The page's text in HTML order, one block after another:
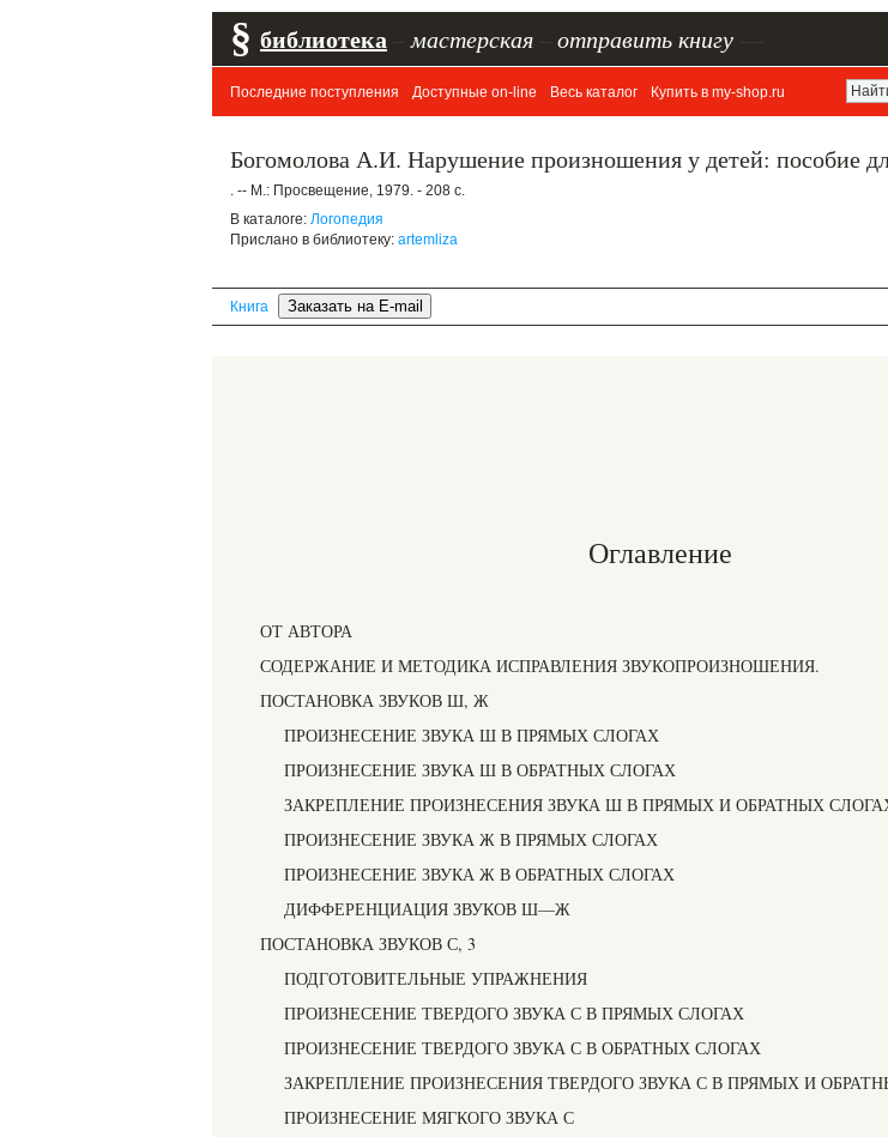
§ библиотека мастерская отправить книгу
Последние поступления Доступные on-line Весь каталог Купить в my-shop.ru
Богомолова А.И. Нарушение произношения у детей: пособие
. -- М.: Просвещение, 1979. - 208 с.
В каталоге: Логопедия
Прислано в библиотеку: artemliza
Книга
Оглавление
ОТ АВТОРА
СОДЕРЖАНИЕ И МЕТОДИКА ИСПРАВЛЕНИЯ ЗВУКОПРОИЗНОШЕНИЯ.
ПОСТАНОВКА ЗВУКОВ Ш, Ж
ПРОИЗНЕСЕНИЕ ЗВУКА Ш В ПРЯМЫХ СЛОГАХ
ПРОИЗНЕСЕНИЕ ЗВУКА Ш В ОБРАТНЫХ СЛОГАХ
ЗАКРЕПЛЕНИЕ ПРОИЗНЕСЕНИЯ ЗВУКА Ш В ПРЯМЫХ И ОБРАТНЫХ
ПРОИЗНЕСЕНИЕ ЗВУКА Ж В ПРЯМЫХ СЛОГАХ
ПРОИЗНЕСЕНИЕ ЗВУКА Ж В ОБРАТНЫХ СЛОГАХ
ДИФФЕРЕНЦИАЦИЯ ЗВУКОВ Ш—Ж
ПОСТАНОВКА ЗВУКОВ С, 3
ПОДГОТОВИТЕЛЬНЫЕ УПРАЖНЕНИЯ
ПРОИЗНЕСЕНИЕ ТВЕРДОГО ЗВУКА С В ПРЯМЫХ СЛОГАХ
ПРОИЗНЕСЕНИЕ ТВЕРДОГО ЗВУКА С В ОБРАТНЫХ СЛОГАХ
ЗАКРЕПЛЕНИЕ ПРОИЗНЕСЕНИЯ ТВЕРДОГО ЗВУКА С В ПРЯМЫХ И
ПРОИЗНЕСЕНИЕ МЯГКОГО ЗВУКА С